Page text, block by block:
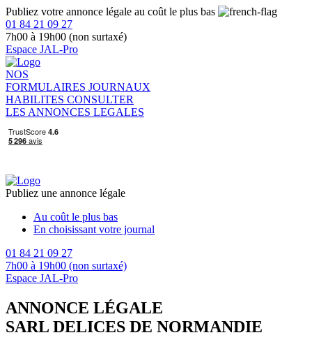
Publiez votre annonce légale au coût le plus bas
01 84 21 09 27
7h00 à 19h00 (non surtaxé)
Espace JAL-Pro
NOS
FORMULAIRES JOURNAUX
HABILITES CONSULTER
LES ANNONCES LEGALES
Publiez une annonce légale
Au coût le plus bas
En choisissant votre journal
01 84 21 09 27
7h00 à 19h00 (non surtaxé)
Espace JAL-Pro
ANNONCE LÉGALE
SARL DELICES DE NORMANDIE